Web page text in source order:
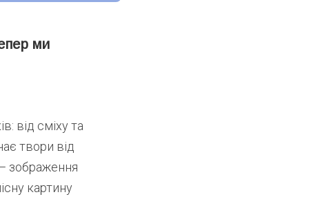
ми
від сміху та
твори від
зображення
картину